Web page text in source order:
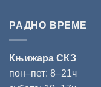
РАДНО ВРЕМЕ
Књижара СКЗ
пон‒пет: 8‒21ч